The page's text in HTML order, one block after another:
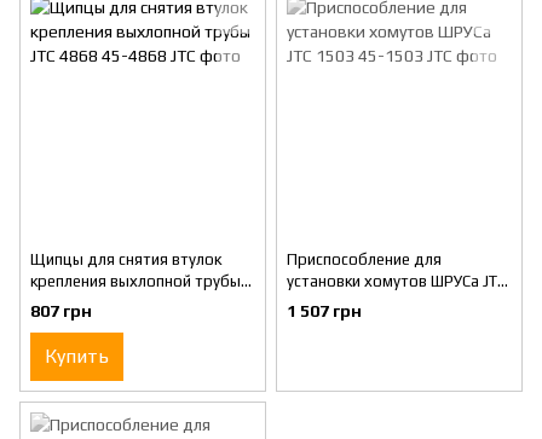
Щипцы для снятия втулок
крепления выхлопной трубы
JTC 4868
807 грн
Купить
Приспособление для
установки хомутов ШРУСа JTC
1503
1 507 грн